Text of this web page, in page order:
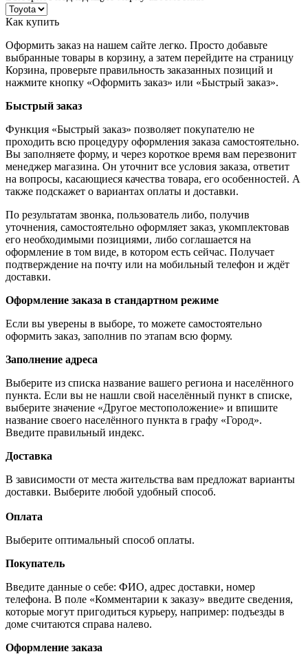
Как купить
Оформить заказ на нашем сайте легко. Просто добавьте
выбранные товары в корзину, а затем перейдите на страницу
Корзина, проверьте правильность заказанных позиций и
нажмите кнопку «Оформить заказ» или «Быстрый заказ».
Быстрый заказ
Функция «Быстрый заказ» позволяет покупателю не
проходить всю процедуру оформления заказа самостоятельно.
Вы заполняете форму, и через короткое время вам перезвонит
менеджер магазина. Он уточнит все условия заказа, ответит
на вопросы, касающиеся качества товара, его особенностей. А
также подскажет о вариантах оплаты и доставки.
По результатам звонка, пользователь либо, получив
уточнения, самостоятельно оформляет заказ, укомплектовав
его необходимыми позициями, либо соглашается на
оформление в том виде, в котором есть сейчас. Получает
подтверждение на почту или на мобильный телефон и ждёт
доставки.
Оформление заказа в стандартном режиме
Если вы уверены в выборе, то можете самостоятельно
оформить заказ, заполнив по этапам всю форму.
Заполнение адреса
Выберите из списка название вашего региона и населённого
пункта. Если вы не нашли свой населённый пункт в списке,
выберите значение «Другое местоположение» и впишите
название своего населённого пункта в графу «Город».
Введите правильный индекс.
Доставка
В зависимости от места жительства вам предложат варианты
доставки. Выберите любой удобный способ.
Оплата
Выберите оптимальный способ оплаты.
Покупатель
Введите данные о себе: ФИО, адрес доставки, номер
телефона. В поле «Комментарии к заказу» введите сведения,
которые могут пригодиться курьеру, например: подъезды в
доме считаются справа налево.
Оформление заказа